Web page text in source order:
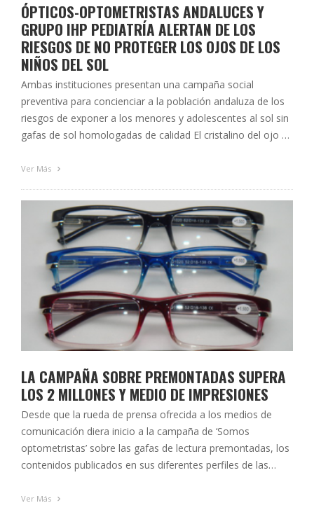
ÓPTICOS-OPTOMETRISTAS ANDALUCES Y
GRUPO IHP PEDIATRÍA ALERTAN DE LOS
RIESGOS DE NO PROTEGER LOS OJOS DE LOS
NIÑOS DEL SOL
Ambas instituciones presentan una campaña social
preventiva para concienciar a la población andaluza de los
riesgos de exponer a los menores y adolescentes al sol sin
gafas de sol homologadas de calidad El cristalino del ojo de
radiación ultravioleta mientras que a los …
Ver Más
LA CAMPAÑA SOBRE PREMONTADAS SUPERA
LOS 2 MILLONES Y MEDIO DE IMPRESIONES
Desde que la rueda de prensa ofrecida a los medios de
comunicación diera inicio a la campaña de ‘Somos
optometristas’ sobre las gafas de lectura premontadas, los
contenidos publicados en sus diferentes perfiles de las
impresiones. Tras más de cinco meses de campaña,
Ver Más